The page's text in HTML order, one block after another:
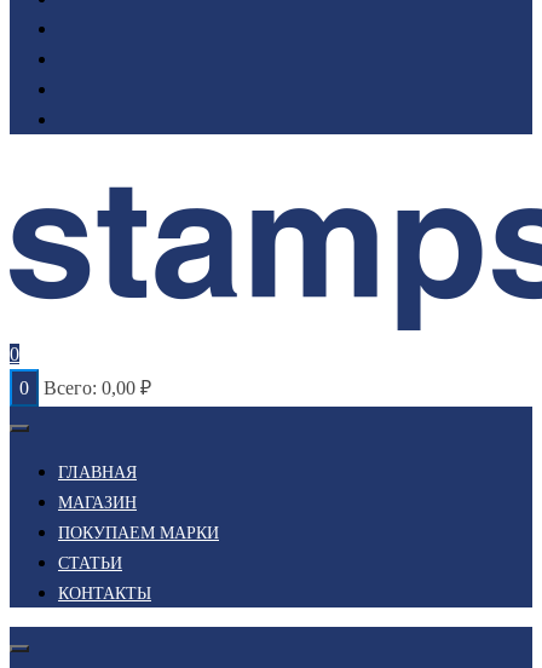
0
0
Всего: 0,00 ₽
ГЛАВНАЯ
МАГАЗИН
ПОКУПАЕМ МАРКИ
СТАТЬИ
КОНТАКТЫ